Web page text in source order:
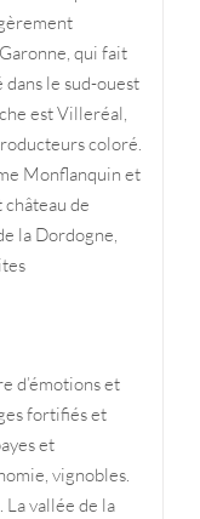
qui fait
le sud-ouest
est Villeréal,
coloré.
Monflanquin et
de
la Dordogne,
d’émotions et
fortifiés et
et
vignobles.
vallée de la